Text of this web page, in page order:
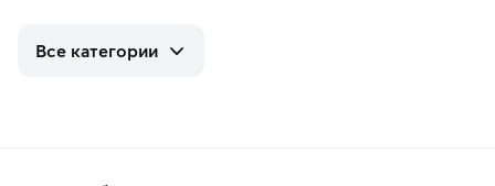
Все категории